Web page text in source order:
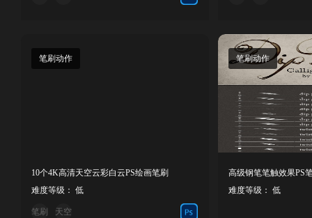
笔刷动作
10个4K高清天空云彩白云PS绘画笔刷
难度等级： 低
笔刷 天空
笔刷动作
高级钢笔笔触效果PS
难度等级： 低